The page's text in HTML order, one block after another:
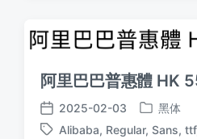
阿里巴巴普惠體 HK
发
布
2025-02-03
发
布
黑体
Alibaba, Regular, Sans, ttf